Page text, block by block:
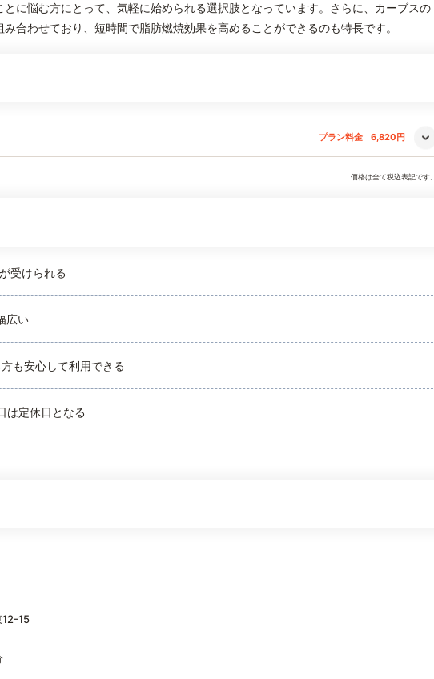
に悩む方にとって、気軽に始められる選択肢となっています。さらに、カーブスの
合わせており、短時間で脂肪燃焼効果を高めることができるのも特長です。
プラン料金 6,820円
価格は全て税込表記です。
受けられる
広い
も安心して利用できる
は定休日となる
12-15